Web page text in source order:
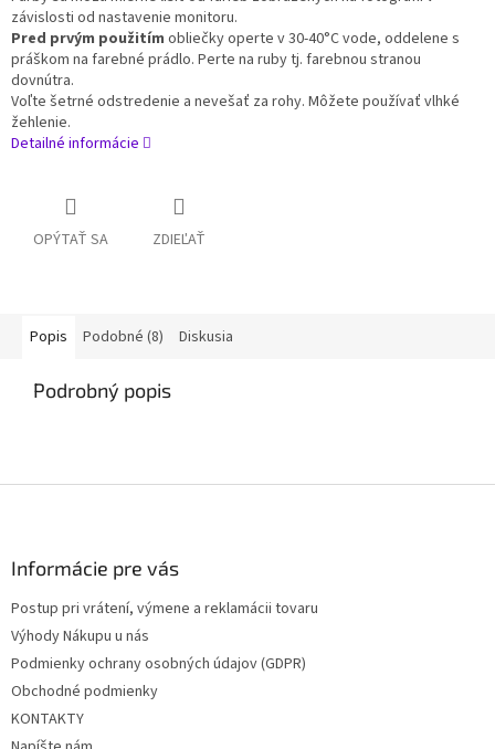
závislosti od nastavenie monitoru.
Pred prvým použitím obliečky operte v 30-40°C vode, oddelene s
práškom na farebné prádlo. Perte na ruby tj. farebnou stranou
dovnútra.
Voľte šetrné odstredenie a nevešať za rohy. Môžete používať vlhké
žehlenie.
Detailné informácie
OPÝTAŤ SA ZDIEĽAŤ
Popis Podobné (8) Diskusia
Podrobný popis
Informácie pre vás
Postup pri vrátení, výmene a reklamácii tovaru
Výhody Nákupu u nás
Podmienky ochrany osobných údajov (GDPR)
Obchodné podmienky
KONTAKTY